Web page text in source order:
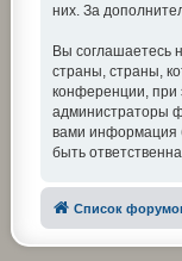
них. За
Вы соглашаетесь
страны, страны,
конференции, при
администраторы
вами информация
быть
Список